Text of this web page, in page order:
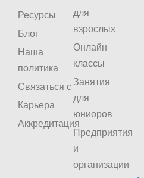
Ресурсы
Блог
Наша
политика
Связаться с
Карьера
Аккредитация
для
взрослых
Онлайн-
классы
Занятия
для
юниоров
Предприятия
и
организации